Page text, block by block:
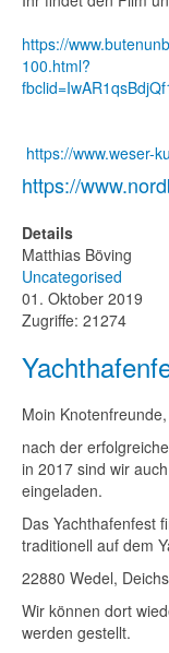
https://
100.html?
https://www.weser-
https://
Details
Matthias Böving
Uncategorised
01. Oktober 2019
Zugriffe: 21274
Moin Knotenfreunde,
nach der
in 2017 sind wir
eingeladen.
Das Yachthafenfest
traditionell auf dem
22880 Wedel,
Wir können dort
werden gestellt.